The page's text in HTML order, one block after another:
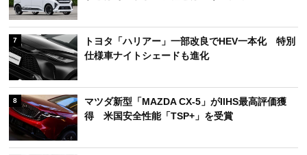
7
トヨタ「ハリアー」一部改良でHEV一本化 特別
仕様車ナイトシェードも進化
8
マツダ新型「MAZDA CX-5」がIIHS最高評価獲
得 米国安全性能「TSP+」を受賞